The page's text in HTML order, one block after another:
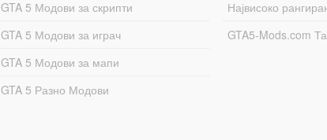
GTA 5 Модови за скрипти
GTA 5 Модови за играч
GTA 5 Модови за мапи
GTA 5 Разно Модови
Највисоко
GTA5-Mods.com